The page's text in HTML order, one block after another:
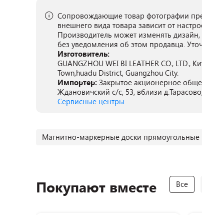
Сопровождающие товар фотографии
внешнего вида товара зависит от
Производитель может изменять
без уведомления об этом продавца.
Изготовитель:
GUANGZHOU WEI BI LEATHER CO.,
Town,huadu District, Guangzhou City.
Импортер: Закрытое акционерное
Ждановичский с/с, 53, вблизи
Сервисные центры
Магнитно-маркерные доски прямоугольные
Покупают вместе Все